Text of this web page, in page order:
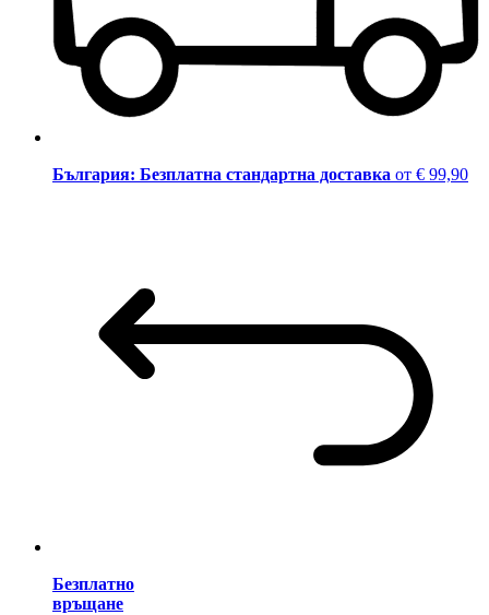
България: Безплатна стандартна доставка от € 99,90
Безплатно
връщане